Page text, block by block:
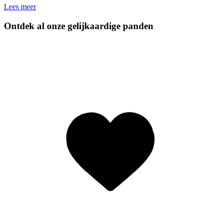
Lees meer
Ontdek al onze gelijkaardige panden